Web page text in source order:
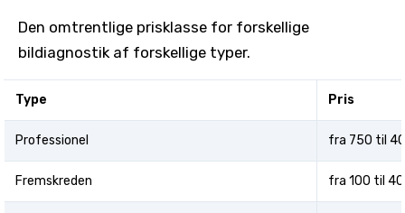
Den omtrentlige prisklasse for forskellige
bildiagnostik af forskellige typer.
Type Pris
Professionel fra 750 til
Fremskreden fra 100 til